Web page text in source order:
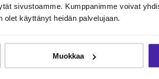
sivustoamme. Kumppanimme voivat
olet käyttänyt heidän palvelujaan.
Muokkaa
tai kissasi keskimäärin puolet edullisemmin.